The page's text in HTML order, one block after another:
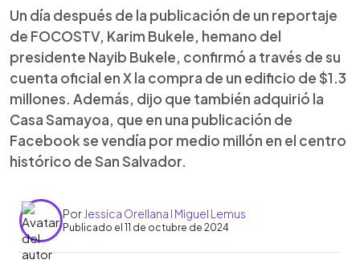
Un día después de la publicación de un reportaje
de FOCOSTV, Karim Bukele, hemano del
presidente Nayib Bukele, confirmó a través de su
cuenta oficial en X la compra de un edificio de $1.3
millones. Además, dijo que también adquirió la
Casa Samayoa, que en una publicación de
Facebook se vendía por medio millón en el centro
histórico de San Salvador.
Por Jessica Orellana l Miguel Lemus
Publicado el 11 de octubre de 2024